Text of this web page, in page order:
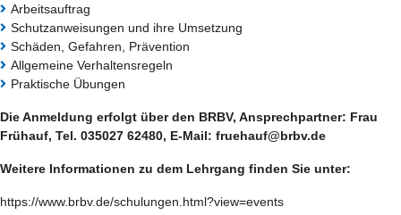
Arbeitsauftrag
Schutzanweisungen und ihre Umsetzung
Schäden, Gefahren, Prävention
Allgemeine Verhaltensregeln
Praktische Übungen
Die Anmeldung erfolgt über den BRBV, Ansprechpartner: Frau
Frühauf, Tel. 035027 62480, E-Mail: fruehauf@brbv.de
Weitere Informationen zu dem Lehrgang finden Sie unter:
https://www.brbv.de/schulungen.html?view=events